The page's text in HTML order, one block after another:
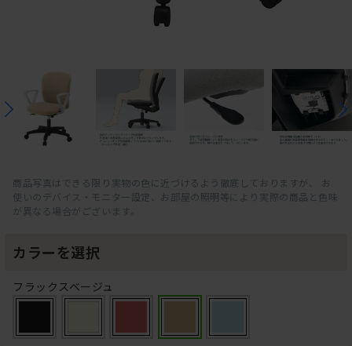
商品写真はできる限り実物の色に近づけるよう徹底しておりますが、 お
使いのデバイス・モニター設定、お部屋の照明等により実際の商品と色味
が異なる場合がございます。
カラーを選択
フラックスベージュ